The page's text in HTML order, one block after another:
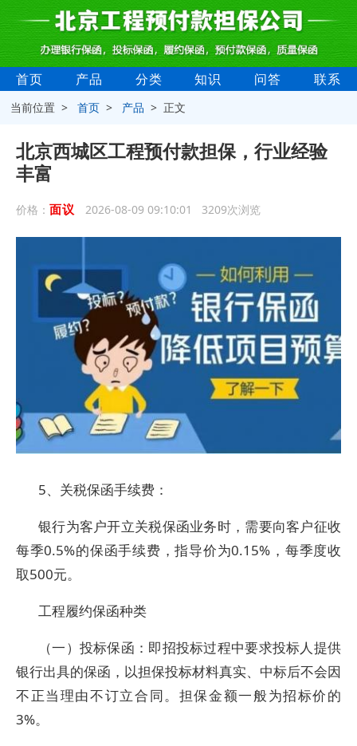
首页 产品 分类 知识 问答 联系
当前位置 >首页 > 产品 > 正文
北京西城区工程预付款担保，行业经验
丰富
价格： 面议 2026-08-09 09:10:01 3209次浏览
5、关税保函手续费：
银行为客户开立关税保函业务时，需要向客户征收
每季0.5%的保函手续费，指导价为0.15%，每季度收
取500元。
工程履约保函种类
（一）投标保函：即招投标过程中要求投标人提供
银行出具的保函，以担保投标材料真实、中标后不会因
不正当理由不订立合同。担保金额一般为招标价的
3%。